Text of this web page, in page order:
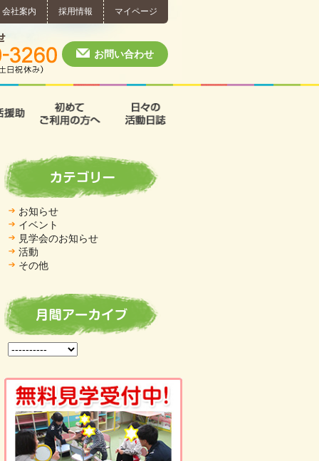
会社案内 採用情報 マイページ
個別相談・お問い合わせ
お問い合わせ
見る
お知らせ
イベント
見学会のお知らせ
活動
その他